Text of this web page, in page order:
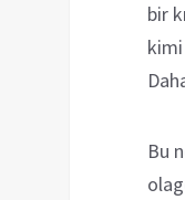
bir
Bu